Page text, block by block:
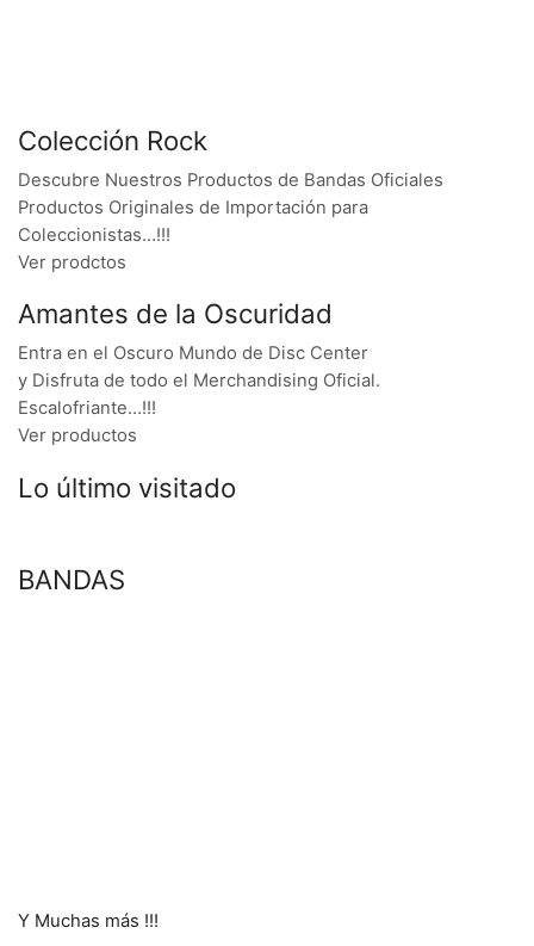
Colección Rock
Descubre Nuestros Productos de Bandas Oficiales
Productos Originales de Importación para
Coleccionistas…!!!
Ver prodctos
Amantes de la Oscuridad
Entra en el Oscuro Mundo de Disc Center
y Disfruta de todo el Merchandising Oficial.
Escalofriante…!!!
Ver productos
Lo último visitado
BANDAS
Y Muchas más !!!